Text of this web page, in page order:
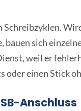
Schreibzyklen.
sich
weil er
oder einen Stick
Anschluss